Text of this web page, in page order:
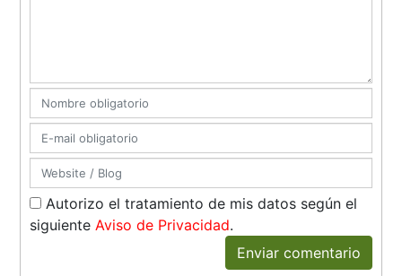
Autorizo el tratamiento de mis datos según el
siguienteAviso de Privacidad.
Enviar comentario